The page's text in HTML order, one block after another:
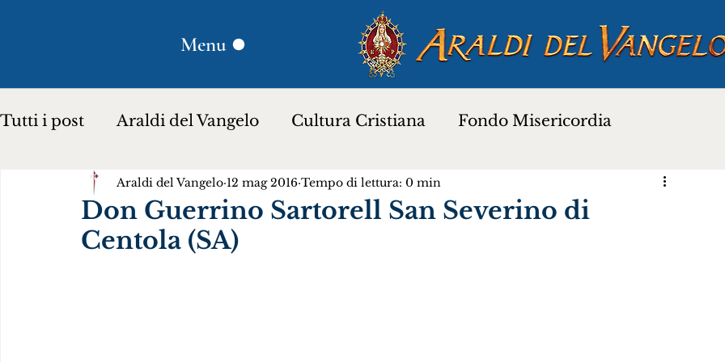
Menu
Tutti i post Araldi del Vangelo Cultura Cristiana Fondo Misericordia
Plinio Corrêa de Oliveira Donna Lucilia Proverbi dei Santi Santi e Beati
Storia per bambini… Testimoniare
Don Guerrino Sartorell San Severino di
Centola (SA)
Araldi del Vangelo 12 mag 2016 Tempo di lettura: 0 min